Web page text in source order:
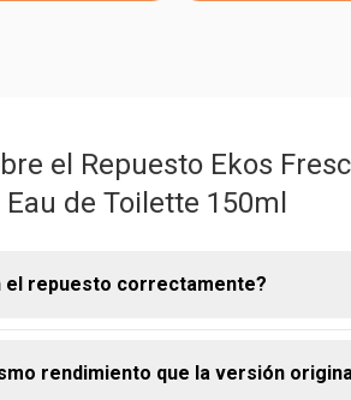
el Repuesto Ekos
Eau de Toilette 150ml
repuesto correctamente?
Pitanga Negra es muy sencillo:
rendimiento que la versión